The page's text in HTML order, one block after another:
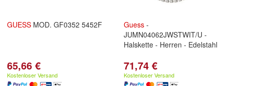
GUESS MOD. GF0352 5452F
65,66 €
Kostenloser Versand
Guess -
JUMN04062JWSTWIT/U -
Halskette - Herren - Edelstahl
71,74 €
Kostenloser Versand